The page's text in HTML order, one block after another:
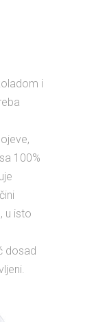
i
100%
u isto
dosad